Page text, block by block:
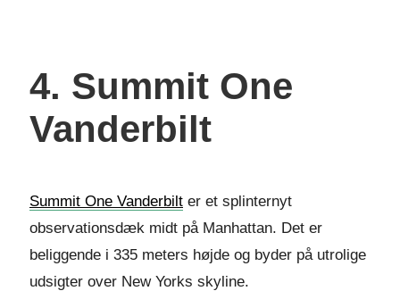
4. Summit One
Vanderbilt
Summit One Vanderbilt er et splinternyt
observationsdæk midt på Manhattan. Det er
beliggende i 335 meters højde og byder på utrolige
udsigter over New Yorks skyline.